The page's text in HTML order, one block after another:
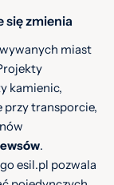
zmienia
miast
kamienic,
przy transporcie,
.
esil.pl pozwala